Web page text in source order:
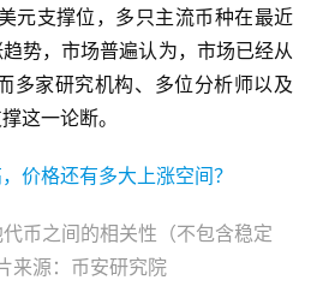
元支撑位，多只主流币种在最近
势，市场普遍认为，市场已经从
多家研究机构、多位分析师以及
这一论断。
币之间的相关性（不包含稳定
来源：币安研究院